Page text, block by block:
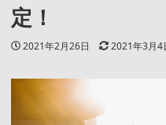
定！
投稿日
2021年2月26日 更新日
2021年3月4